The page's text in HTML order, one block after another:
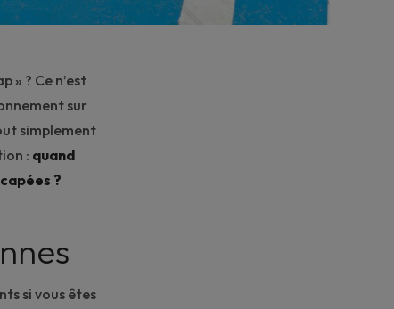
» ? Ce n’est
sur
simplement
: quand
?
si vous êtes